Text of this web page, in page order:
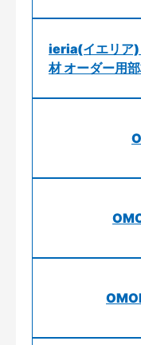
ieria(イエリア)
材 オーダー用